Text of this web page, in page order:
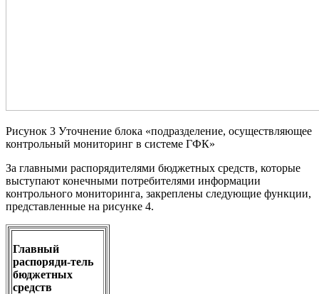
Рисунок 3 Уточнение блока «подразделение, осуществляющее
контрольный мониторинг в системе ГФК»
За главными распорядителями бюджетных средств, которые
выступают конечными потребителями информации
контрольного мониторинга, закреплены следующие функции,
представленные на рисунке 4.
Главный
распоряди-тель
бюджетных
средств